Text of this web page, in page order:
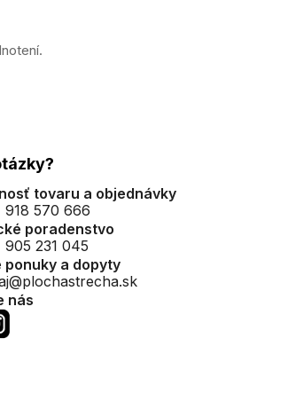
tovaru a objednávky
918 570 666
poradenstvo
905 231 045
ponuky a dopyty
nás